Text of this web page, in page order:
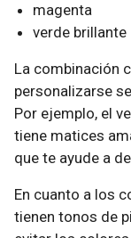
magenta
verde brillante
La combinación
personalizarse
Por ejemplo, el
tiene matices
que te ayude a
En cuanto a los
tienen tonos de